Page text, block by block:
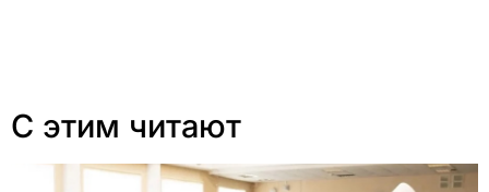
С этим читают